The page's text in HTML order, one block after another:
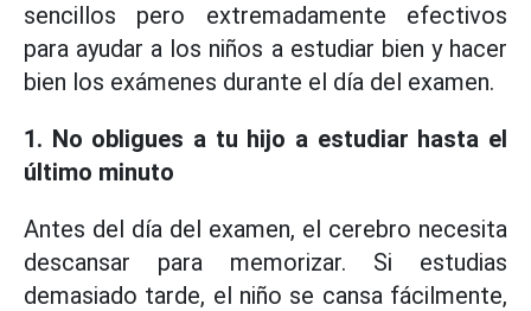
sencillos pero extremadamente efectivos
para ayudar a los niños a estudiar bien y hacer
bien los exámenes durante el día del examen.
1. No obligues a tu hijo a estudiar hasta el
último minuto
Antes del día del examen, el cerebro necesita
descansar para memorizar. Si estudias
demasiado tarde, el niño se cansa fácilmente,